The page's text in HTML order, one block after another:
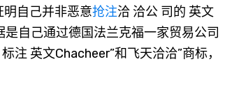
自己并非恶意抢注洽 洽公 司的 英文
自己通过德国法兰克福一家贸易公司
注 英文Chacheer”和飞天洽洽”商标，